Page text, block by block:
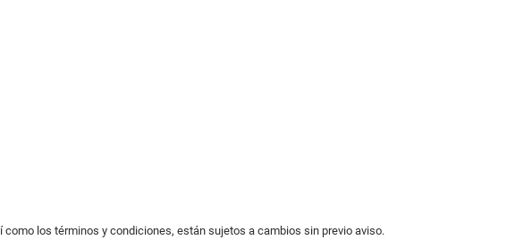
como los términos y condiciones, están sujetos a cambios sin previo aviso.